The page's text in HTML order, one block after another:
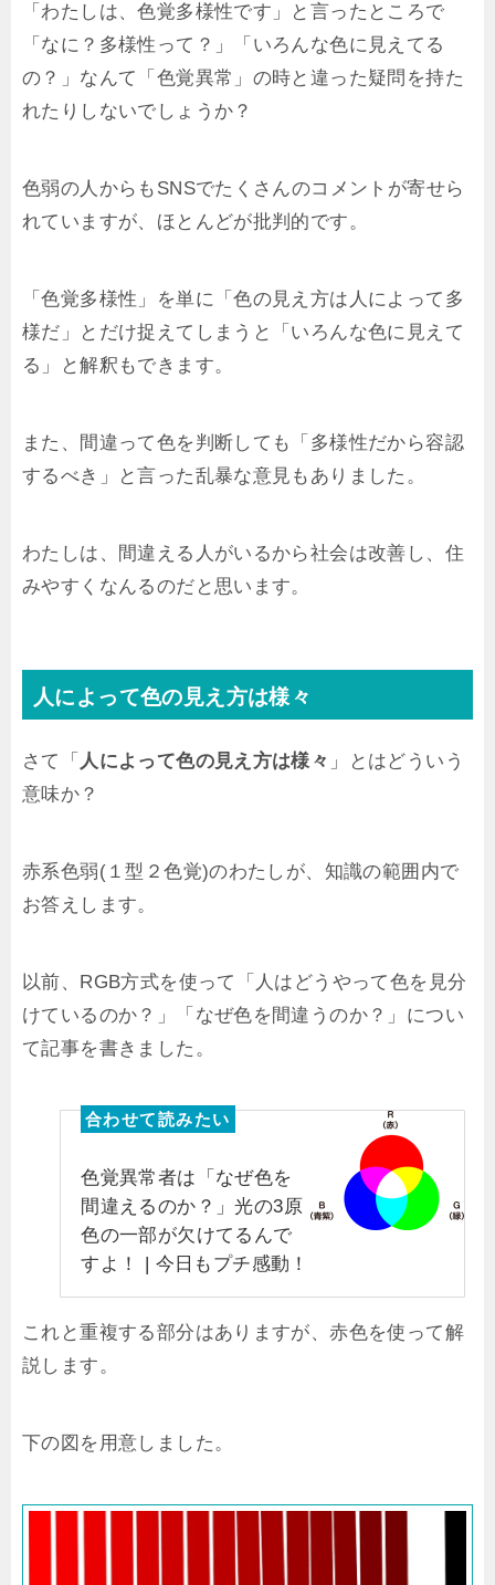
「わたしは、色覚多様性です」と言ったところで
「なに？多様性って？」「いろんな色に見えてる
の？」なんて「色覚異常」の時と違った疑問を持た
れたりしないでしょうか？
色弱の人からもSNSでたくさんのコメントが寄せら
れていますが、ほとんどが批判的です。
「色覚多様性」を単に「色の見え方は人によって多
様だ」とだけ捉えてしまうと「いろんな色に見えて
る」と解釈もできます。
また、間違って色を判断しても「多様性だから容認
するべき」と言った乱暴な意見もありました。
わたしは、間違える人がいるから社会は改善し、住
みやすくなんるのだと思います。
人によって色の見え方は様々
さて「 人によって色の見え方は様々 」とはどういう
意味か？
赤系色弱(１型２色覚)のわたしが、知識の範囲内で
お答えします。
以前、RGB方式を使って「人はどうやって色を見分
けているのか？」「なぜ色を間違うのか？」につい
て記事を書きました。
色覚異常者は「なぜ色を
間違えるのか？」光の3原
色の一部が欠けてるんで
すよ！ | 今日もプチ感動！
これと重複する部分はありますが、赤色を使って解
説します。
下の図を用意しました。